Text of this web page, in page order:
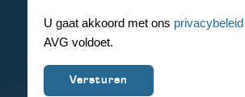
U gaat akkoord met ons privacybeleid
AVG voldoet.